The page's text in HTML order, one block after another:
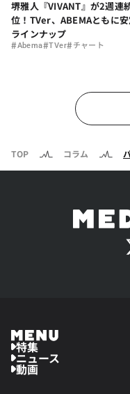
堺雅人『VIVANT』が2週連
位！TVer、ABEMAともに
ラインナップ
#Abema#TVer#チャート
TOP コラム
特集
ニュース
動画